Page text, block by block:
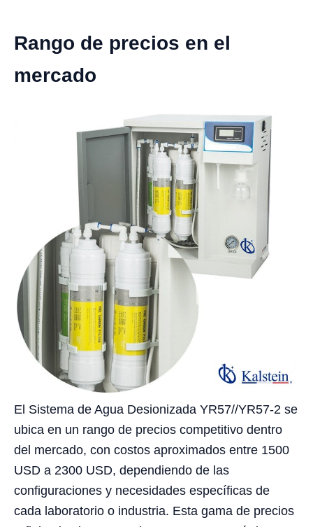
Rango de precios en el
mercado
El Sistema de Agua Desionizada YR57//YR57-2 se
ubica en un rango de precios competitivo dentro
del mercado, con costos aproximados entre 1500
USD a 2300 USD, dependiendo de las
configuraciones y necesidades específicas de
cada laboratorio o industria. Esta gama de precios